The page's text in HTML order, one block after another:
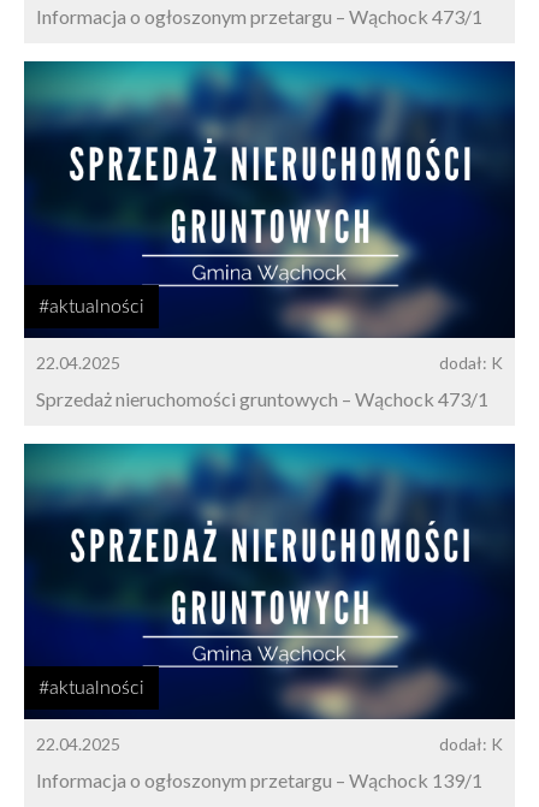
Informacja o ogłoszonym przetargu – Wąchock 473/1
#aktualności
22.04.2025 dodał: K
Sprzedaż nieruchomości gruntowych – Wąchock 473/1
#aktualności
22.04.2025 dodał: K
Informacja o ogłoszonym przetargu – Wąchock 139/1